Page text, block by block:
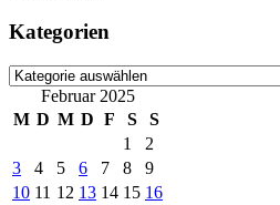
Kategorien
Kategorien
Februar 2025
M D M D F S
S
1
2
3
4 5 6 7 8
9
10 11 12 13 14 15 16